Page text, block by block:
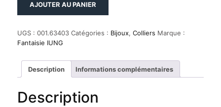
pendentif
coll
cercle
serti
de
AJOUTER AU PANIER
UGS : 001.63403 Catégories : Bijoux, Colliers Marque :
Fantaisie IUNG
Description Informations complémentaires
Description